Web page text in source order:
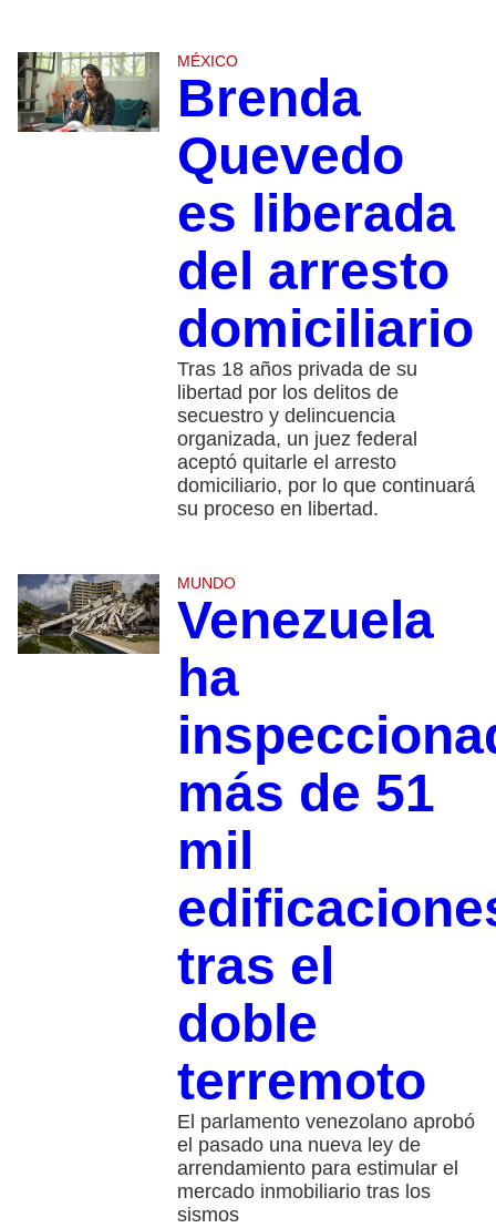
MÉXICO
Brenda
Quevedo
es liberada
del arresto
domiciliario
Tras 18 años privada de su
libertad por los delitos de
secuestro y delincuencia
organizada, un juez federal
aceptó quitarle el arresto
domiciliario, por lo que continuará
su proceso en libertad.
MUNDO
Venezuela
ha
más de 51
mil
tras el
doble
terremoto
El parlamento venezolano aprobó
el pasado una nueva ley de
arrendamiento para estimular el
mercado inmobiliario tras los
sismos